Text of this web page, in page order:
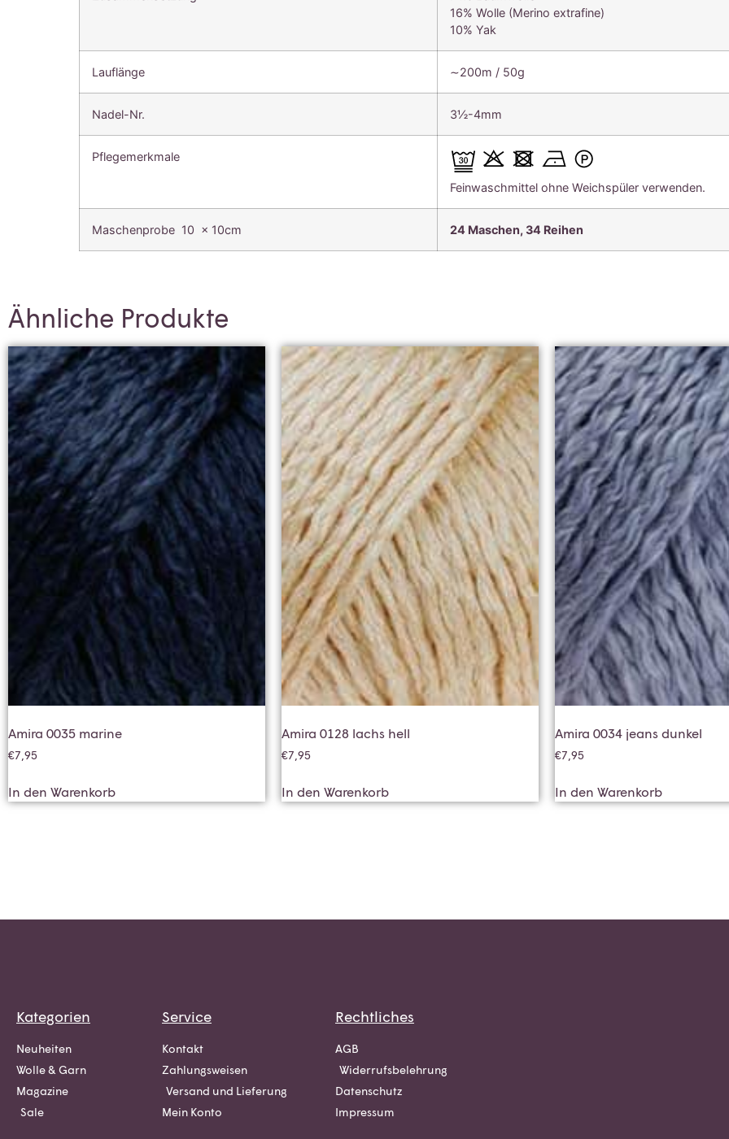
16% Wolle (Merino extrafine)
10% Yak
Lauflänge ∼200m / 50g
Nadel-Nr. 3½-4mm
Pflegemerkmale
Feinwaschmittel ohne Weichspüler verwenden.
Maschenprobe 10 x 10cm 24 Maschen, 34 Reihen
Ähnliche Produkte
Amira 0035 marine
€7,95
In den Warenkorb
Amira 0128 lachs hell
€7,95
In den Warenkorb
Amira 0034 jeans dunkel
€7,95
In den Warenkorb
Kategorien
Neuheiten
Wolle & Garn
Magazine
Sale
Service
Kontakt
Zahlungsweisen
Versand und Lieferung
Mein Konto
Rechtliches
AGB
Widerrufsbelehrung
Datenschutz
Impressum